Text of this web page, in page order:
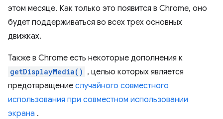
этом месяце. Как только это появится в Chrome, оно
будет поддерживаться во всех трех основных
движках.
Также в Chrome есть некоторые дополнения к
getDisplayMedia() , целью которых является
предотвращение случайного совместного
использования при совместном использовании
экрана .